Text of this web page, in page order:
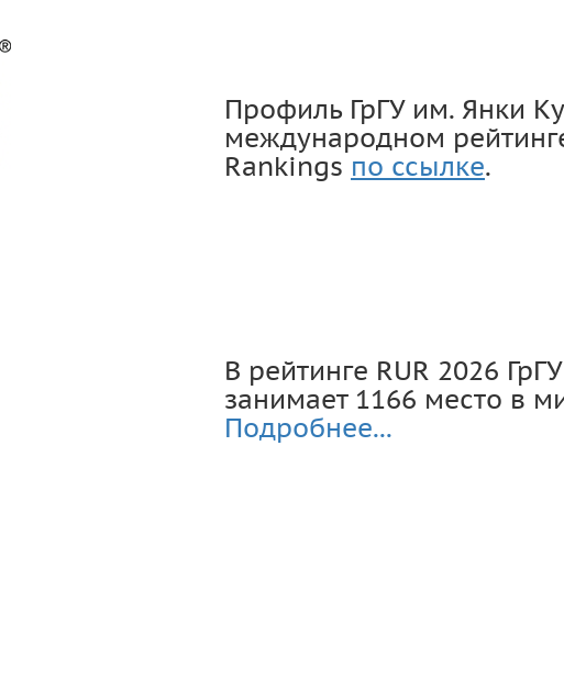
Профиль ГрГУ им. Янки
международном
Rankings по ссылке.
В рейтинге RUR 2026
занимает 1166 место в
Подробнее...